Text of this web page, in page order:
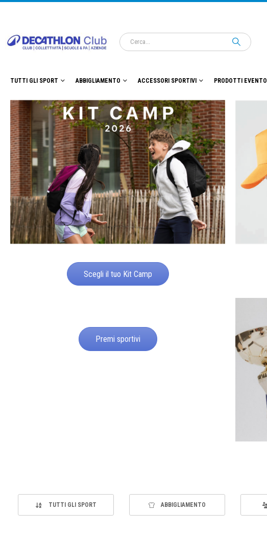
TUTTI GLI SPORT ABBIGLIAMENTO ACCESSORI SPORTIVI PRODOTTI EVENTO
Scegli il tuo Kit Camp
Premi sportivi
TUTTI GLI SPORT ABBIGLIAMENTO